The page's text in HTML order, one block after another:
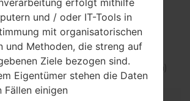
Juni, 2015
7.5 millimeter (0.3 Zoll)
/
137.9 x 208.4 millimeter
(5.43 x 8.20 Zoll)
335 gramm (11.82 unzen)
Android Lollipop 5.0.2
Ausrüstung
und / oder IT-Tools in
mit organisatorischen
und Methoden, die streng auf
Ziele bezogen sind.
Eigentümer stehen die Daten
Fällen einigen